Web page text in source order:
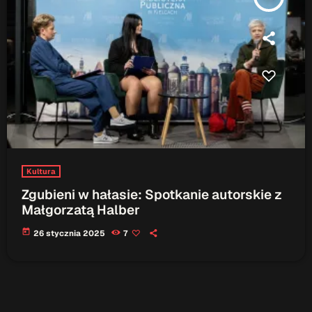
Ramówka
O nas keyboard_arrow_down
EKIPA
Rekrutacja Fraszka
Podcasty
Przydatne linki
Strona UJK
Wirtualna Uczelnia
Kultura
Zgubieni w hałasie: Spotkanie autorskie z
Małgorzatą Halber
today 26 stycznia 2025 7